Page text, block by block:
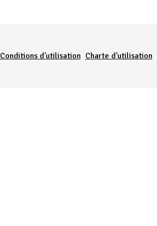
Conditions d'utilisation Charte d'utilisation